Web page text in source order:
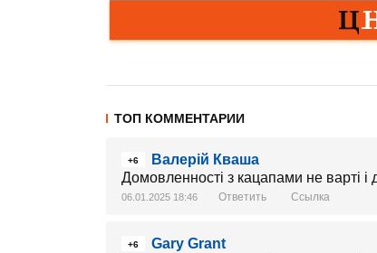
ТОП КОММЕНТАРИИ
+6
Валерій Кваша
Домовленності з кацапами не варті і
06.01.2025 18:46 Ответить Ссылка
+6
Gary Grant